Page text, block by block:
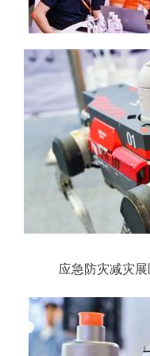
应急防灾减灾展